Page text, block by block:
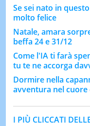
Se sei nato in
molto felice
Natale, amara
beffa 24 e 31/12
Come l'IA ti farà
tu te ne accorga
Dormire nella
avventura nel cuore
I PIÙ CLICCATI